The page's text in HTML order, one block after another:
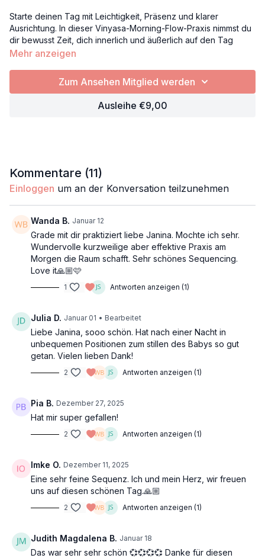
Starte deinen Tag mit Leichtigkeit, Präsenz und klarer
Ausrichtung. In dieser Vinyasa-Morning-Flow-Praxis nimmst du
dir bewusst Zeit, dich innerlich und äußerlich auf den Tag
einzustimmen.
Bewegungssequenzen öffnest du deinen Körper, aktivierst
– die Ströme, die für Vitalität, Lebenskraft und Weite stehen.
Du beginnst mit ruhigen Atemzügen und einer kurzen Intention
dynamische Sequenzen wie Katze-Kuh, Gate Pose und einen
kreativen Dancing-Warrior-Namaskar.
Zum Abschluss führen dich sanfte Dehnungen und eine kurze
Meditation in Stille – verbunden mit deiner Intention – in einen
bewussten, erfüllten Start in den Tag.
Kein Equipment nötig – nur du, dein Atem und ein offenes Herz.
Morning Yoga
Morning Flow
Side Body Opening
Energie
Intention
Mehr anzeigen
Zum Ansehen Mitglied werden
Ausleihe €9,00
Kommentare (11)
Einloggen um an der Konversation teilzunehmen
Wanda B. Januar 12
Grade mit dir praktiziert liebe Janina. Mochte ich sehr.
Wundervolle kurzweilige aber effektive Praxis am
Morgen die Raum schafft. Sehr schönes Sequencing.
Love it🙏🏼🩷
1 Antworten anzeigen (1)
Julia D. Januar 01 • Bearbeitet
Liebe Janina, sooo schön. Hat nach einer Nacht in
unbequemen Positionen zum stillen des Babys so gut
getan. Vielen lieben Dank!
2 Antworten anzeigen (1)
Pia B. Dezember 27, 2025
Hat mir super gefallen!
2 Antworten anzeigen (1)
Imke O. Dezember 11, 2025
Eine sehr feine Sequenz. Ich und mein Herz, wir freuen
uns auf diesen schönen Tag.🙏🏼
2 Antworten anzeigen (1)
Judith Magdalena B. Januar 18
Das war sehr sehr schön 💞💞💞💞 Danke für diesen